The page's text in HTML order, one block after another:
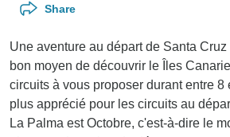
Share
Une aventure au départ de Santa
bon moyen de découvrir le Îles
circuits à vous proposer durant entre 8
plus apprécié pour les circuits au
La Palma est Octobre, c'est-à-dire le